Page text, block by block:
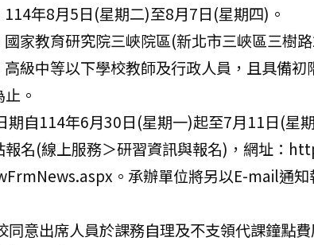
114年8月5日(星期二)至8月7日(星期四)。
家教育研究院三峽院區(新北市三峽區三樹路
高級中等以下學校教師及行政人員，且具備
。
期自114年6月30日(星期一)起至7月11日(星
報名(線上服務＞研習資訊與報名)，網址
。承辦單位將另以E-mail通
同意出席人員於課務自理及不支領代課鐘點